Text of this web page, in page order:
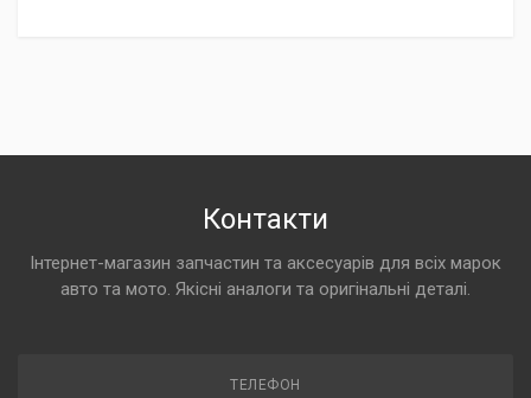
Контакти
Інтернет-магазин запчастин та аксесуарів для всіх марок
авто та мото. Якісні аналоги та оригінальні деталі.
ТЕЛЕФОН